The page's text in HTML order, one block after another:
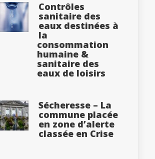
Contrôles
sanitaire des
eaux destinées à
la
consommation
humaine &
sanitaire des
eaux de loisirs
Sécheresse – La
commune placée
en zone d’alerte
classée en Crise